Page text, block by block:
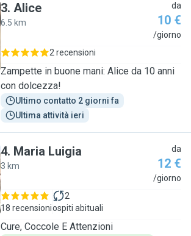
3. Alice
6.5 km
da
10 €
/giorno
2 recensioni
Zampette in buone mani: Alice da 10 anni
con dolcezza!
Ultimo contatto 2 giorni fa
Ultima attività ieri
4. Maria Luigia
3 km
da
12 €
/giorno
18 recensioni
2
ospiti abituali
Cure, Coccole E Attenzioni